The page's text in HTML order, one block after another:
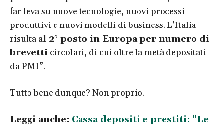
far leva su nuove tecnologie, nuovi processi
produttivi e nuovi modelli di business. L’Italia
risulta al 2° posto in Europa per numero di
brevetti circolari, di cui oltre la metà depositati
da PMI”.
Tutto bene dunque? Non proprio.
Leggi anche: Cassa depositi e prestiti: “Le